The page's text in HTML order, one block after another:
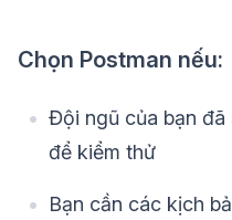
Chọn Postman nếu:
Đội ngũ của bạn đã
để kiểm thử
Bạn cần các kịch